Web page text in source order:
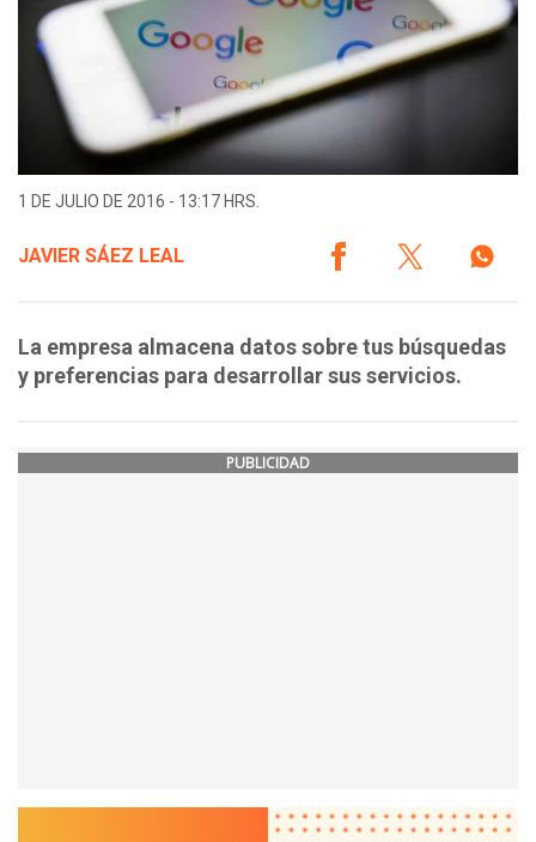
1 DE JULIO DE 2016 - 13:17 HRS.
JAVIER SÁEZ LEAL
La empresa almacena datos sobre tus búsquedas
y preferencias para desarrollar sus servicios.
PUBLICIDAD